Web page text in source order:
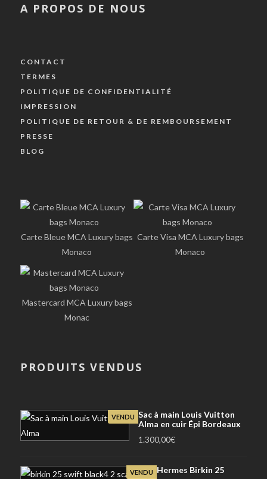
A PROPOS DE NOUS
CONTACT
TERMES
POLITIQUE DE CONFIDENTIALITÉ
IMPRESSION
POLITIQUE DE RETOUR & DE REMBOURSEMENT
PRESSE
BLOG
Carte Bleue MCA Luxury bags
Monaco
Carte Visa MCA Luxury bags
Monaco
Mastercard MCA Luxury bags
Monac
PRODUITS VENDUS
VENDU Sac à main Louis Vuitton
Alma en cuir Épi Bordeaux
1.300,00€
VENDU
Hermes Birkin 25